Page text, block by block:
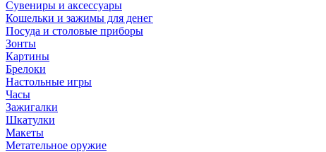
Сувениры и аксессуары
Кошельки и зажимы для денег
Посуда и столовые приборы
Зонты
Картины
Брелоки
Настольные игры
Часы
Зажигалки
Шкатулки
Макеты
Метательное оружие